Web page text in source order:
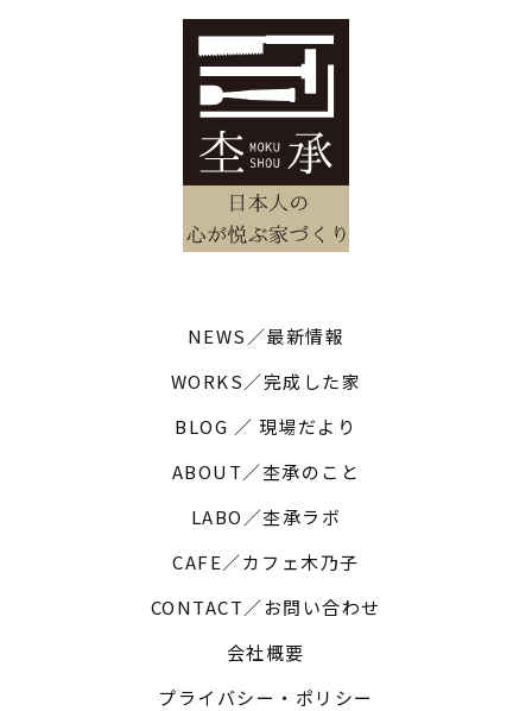
NEWS／最新情報
WORKS／完成した家
BLOG ／ 現場だより
ABOUT／杢承のこと
LABO／杢承ラボ
CAFE／カフェ木乃子
CONTACT／お問い合わせ
会社概要
プライバシー・ポリシー